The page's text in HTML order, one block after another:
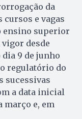
da
cursos e vagas
ensino superior
vigor desde
9 de junho
regulatório do
sucessivas
a data inicial
março e, em